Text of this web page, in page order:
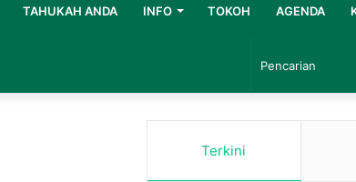
TAHUKAH ANDA INFO TOKOH AGENDA
Terkini